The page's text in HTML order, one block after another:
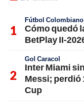
Fútbol Colombiano
Cómo quedó
BetPlay II-
Gol Caracol
Inter Miami
Messi; perdió
Cup